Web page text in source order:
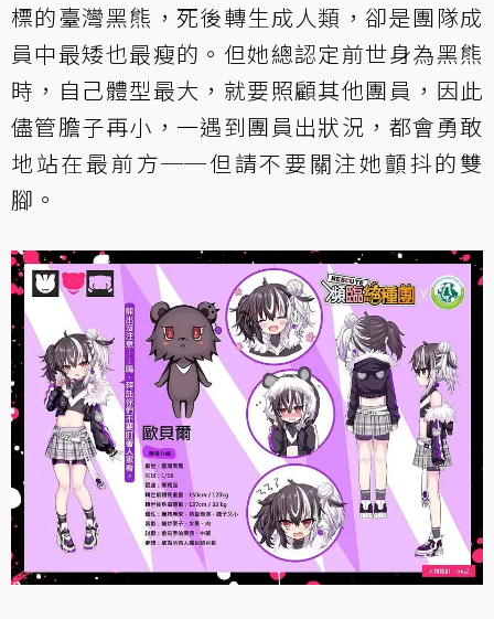
標的臺灣黑熊，死後轉生成人類，卻是團隊成
員中最矮也最瘦的。但她總認定前世身為黑熊
時，自己體型最大，就要照顧其他團員，因此
儘管膽子再小，一遇到團員出狀況，都會勇敢
地站在最前方──但請不要關注她顫抖的雙
腳。